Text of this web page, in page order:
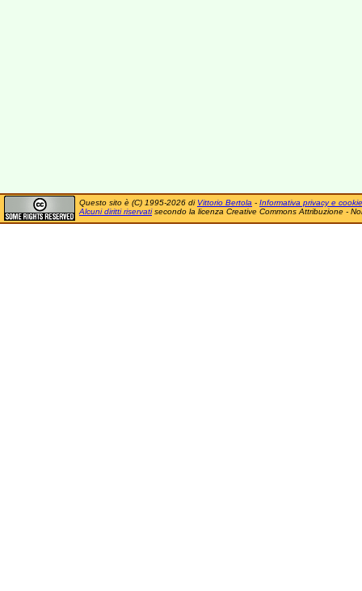
Questo sito è (C) 1995-2026 di Vittorio Bertola - Informativa privacy e cookie
Alcuni diritti riservatisecondo la licenza Creative Commons Attribuzione -